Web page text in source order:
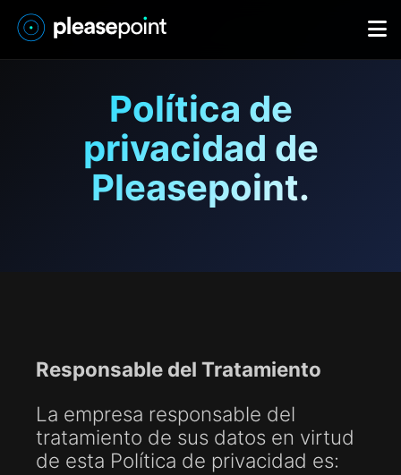
Política de
privacidad de
Pleasepoint.
Responsable del Tratamiento
La empresa responsable del
tratamiento de sus datos en virtud
de esta Política de privacidad es: